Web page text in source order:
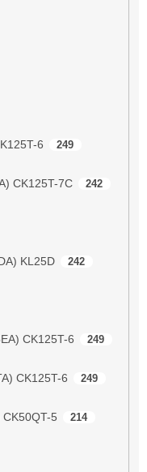
6 249
CK125T-7C 242
KL25D 242
CK125T-6 249
CK125T-6 249
5 214